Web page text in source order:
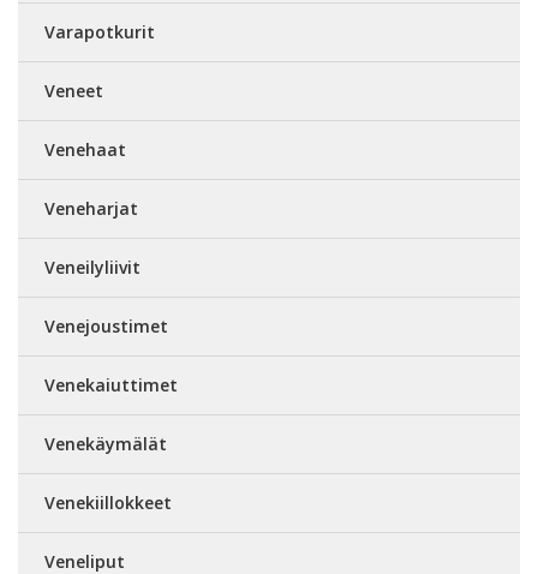
Varapotkurit
Veneet
Venehaat
Veneharjat
Veneilyliivit
Venejoustimet
Venekaiuttimet
Venekäymälät
Venekiillokkeet
Veneliput